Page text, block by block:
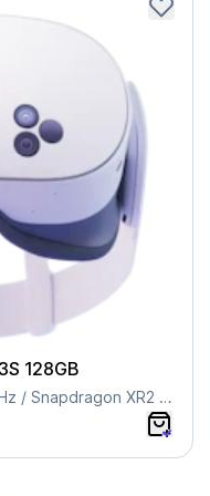
128GB
Rozdzielczość 3664 x 1920 / 120 Hz / Snapdragon XR2 Gen 2 / 128GB